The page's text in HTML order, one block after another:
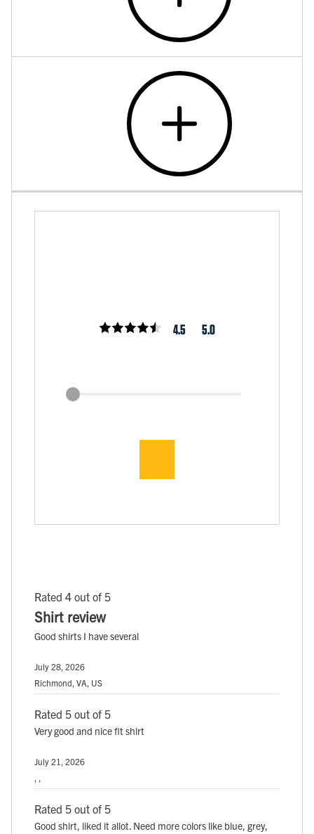
4.5 5.0
Rated 4 out of 5
Shirt review
Good shirts I have several
July 28, 2026
Richmond, VA, US
Rated 5 out of 5
Very good and nice fit shirt
July 21, 2026
Rated 5 out of 5
Good shirt, liked it allot. Need more colors like blue, grey,